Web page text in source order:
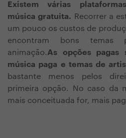
Existem várias
música gratuita. Recorrer a
um pouco os custos de
encontram bons temas
animação.As opções pagas
música paga e temas de
bastante menos pelos
primeira opção. No caso da
mais conceituada for, mais